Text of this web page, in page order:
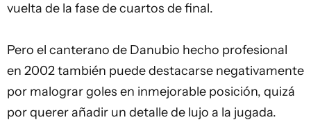
vuelta de la fase de cuartos de final.
Pero el canterano de Danubio hecho profesional
en 2002 también puede destacarse negativamente
por malograr goles en inmejorable posición, quizá
por querer añadir un detalle de lujo a la jugada.